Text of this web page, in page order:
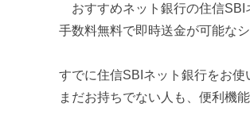
おすすめネット銀行の住信SBI
手数料無料で即時送金が可能なシ
すでに住信SBIネット銀行をお使
まだお持ちでない人も、便利機